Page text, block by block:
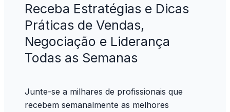
Receba Estratégias e Dicas
Práticas de Vendas,
Negociação e Liderança
Todas as Semanas
Junte-se a milhares de profissionais que
recebem semanalmente as melhores